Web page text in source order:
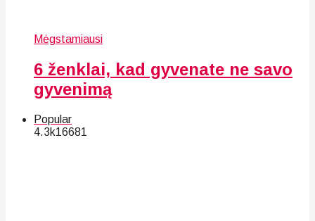
Mėgstamiausi
6 ženklai, kad gyvenate ne savo
gyvenimą
Popular
4.3k16681